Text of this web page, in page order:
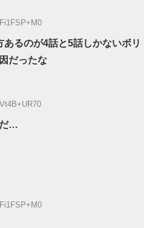
るのが4話と5話しかないボリ
だったな
だ…